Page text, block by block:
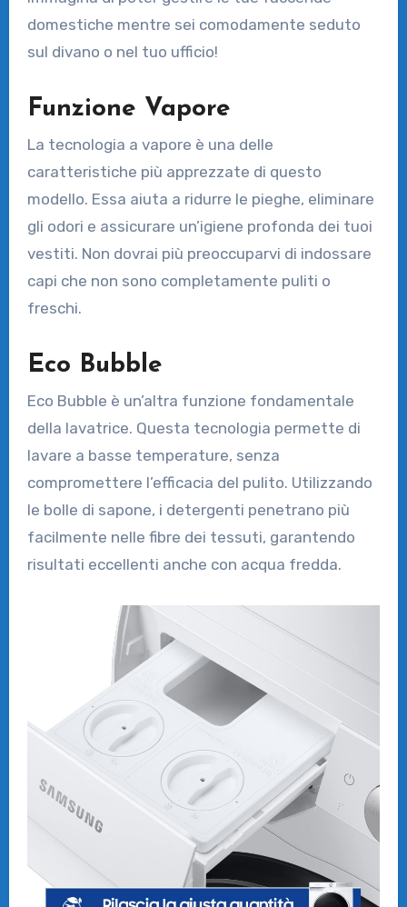
domestiche mentre sei comodamente seduto
sul divano o nel tuo ufficio!
Funzione Vapore
La tecnologia a vapore è una delle
caratteristiche più apprezzate di questo
modello. Essa aiuta a ridurre le pieghe, eliminare
gli odori e assicurare un’igiene profonda dei tuoi
vestiti. Non dovrai più preoccuparvi di indossare
capi che non sono completamente puliti o
freschi.
Eco Bubble
Eco Bubble è un’altra funzione fondamentale
della lavatrice. Questa tecnologia permette di
lavare a basse temperature, senza
compromettere l’efficacia del pulito. Utilizzando
le bolle di sapone, i detergenti penetrano più
facilmente nelle fibre dei tessuti, garantendo
risultati eccellenti anche con acqua fredda.